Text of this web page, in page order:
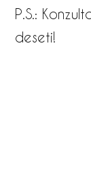
​P.S.:
deseti!